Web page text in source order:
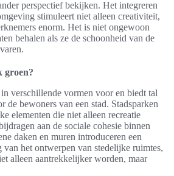
perspectief bekijken. Het integreren
stimuleert niet alleen creativiteit,
enorm. Het is niet ongewoon
behalen als ze de schoonheid van de
groen?
verschillende vormen voor en biedt tal
de bewoners van een stad. Stadsparken
elementen die niet alleen recreatie
aan de sociale cohesie binnen
daken en muren introduceren een
van het ontwerpen van stedelijke ruimtes,
alleen aantrekkelijker worden, maar